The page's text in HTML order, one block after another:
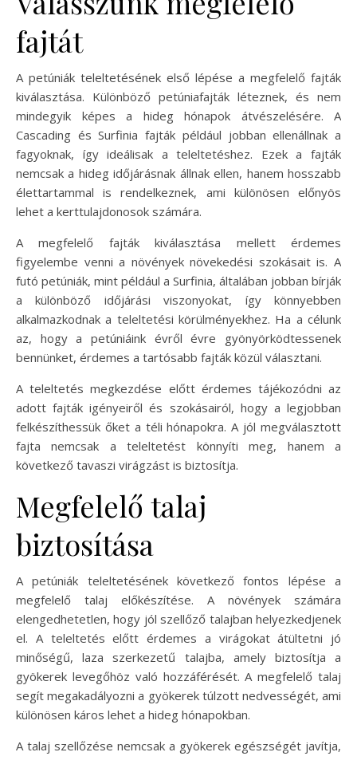
fajtát
A petúniák teleltetésének első lépése a megfelelő fajták
kiválasztása. Különböző petúniafajták léteznek, és nem
mindegyik képes a hideg hónapok átvészelésére. A
Cascading és Surfinia fajták például jobban ellenállnak a
fagyoknak, így ideálisak a teleltetéshez. Ezek a fajták
nemcsak a hideg időjárásnak állnak ellen, hanem hosszabb
élettartammal is rendelkeznek, ami különösen előnyös
lehet a kerttulajdonosok számára.
A megfelelő fajták kiválasztása mellett érdemes
figyelembe venni a növények növekedési szokásait is. A
futó petúniák, mint például a Surfinia, általában jobban bírják
a különböző időjárási viszonyokat, így könnyebben
alkalmazkodnak a teleltetési körülményekhez. Ha a célunk
az, hogy a petúniáink évről évre gyönyörködtessenek
bennünket, érdemes a tartósabb fajták közül választani.
A teleltetés megkezdése előtt érdemes tájékozódni az
adott fajták igényeiről és szokásairól, hogy a legjobban
felkészíthessük őket a téli hónapokra. A jól megválasztott
fajta nemcsak a teleltetést könnyíti meg, hanem a
következő tavaszi virágzást is biztosítja.
Megfelelő talaj
biztosítása
A petúniák teleltetésének következő fontos lépése a
megfelelő talaj előkészítése. A növények számára
elengedhetetlen, hogy jól szellőző talajban helyezkedjenek
el. A teleltetés előtt érdemes a virágokat átültetni jó
minőségű, laza szerkezetű talajba, amely biztosítja a
gyökerek levegőhöz való hozzáférését. A megfelelő talaj
segít megakadályozni a gyökerek túlzott nedvességét, ami
különösen káros lehet a hideg hónapokban.
A talaj szellőzése nemcsak a gyökerek egészségét javítja,